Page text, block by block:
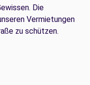
Die
Vermietungen
zu schützen.